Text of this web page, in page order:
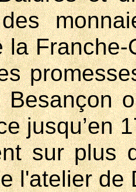
la
jusqu’en
sur plus
e l'atelier de